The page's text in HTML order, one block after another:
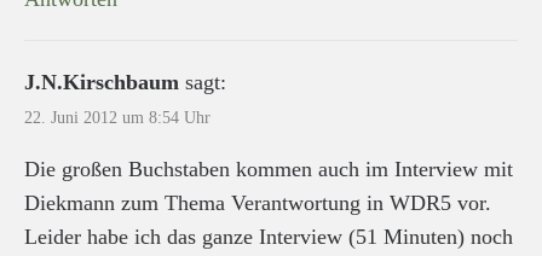
J.N.Kirschbaum sagt:
22. Juni 2012 um 8:54 Uhr
Die großen Buchstaben kommen auch im Interview mit
Diekmann zum Thema Verantwortung in WDR5 vor.
Leider habe ich das ganze Interview (51 Minuten) noch